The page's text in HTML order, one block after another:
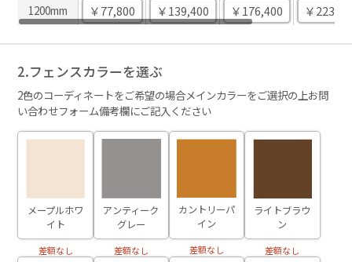
1200mm ￥77,800 ￥139,400 ￥176,400 ￥
2.フェンスカラーを選ぶ
2色のコーディネートをご希望の場合メインカラーをご選択の上お問
い合わせフォーム備考欄にご記入ください
メープルホワ
イト
差額なし
アンティーク
グレー
差額なし
カントリーパ
イン
差額なし
ライトブラウ
ン
差額なし